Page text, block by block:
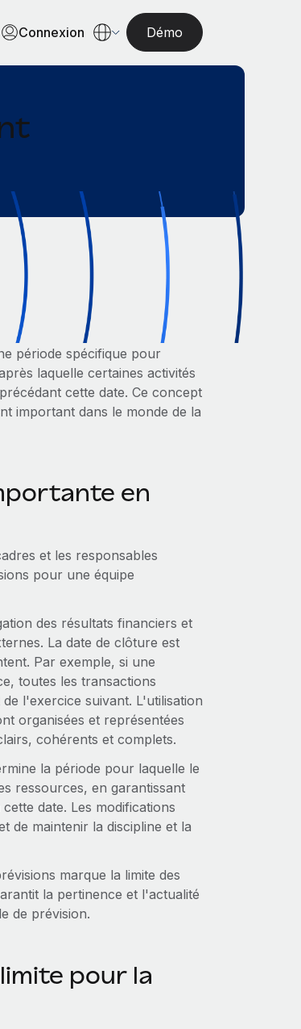
Connexion Démo
période spécifique pour
laquelle certaines activités
cette date. Ce concept
important dans le monde de la
en
et les responsables
pour une équipe
des résultats financiers et
La date de clôture est
Par exemple, si une
toutes les transactions
l'exercice suivant. L'utilisation
organisées et représentées
cohérents et complets.
la période pour laquelle le
ressources, en garantissant
date. Les modifications
de maintenir la discipline et la
marque la limite des
la pertinence et l'actualité
de prévision.
pour la